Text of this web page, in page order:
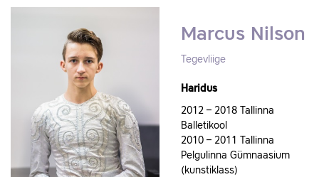
Marcus Nilson
Tegevliige
Haridus
2012 – 2018 Tallinna
Balletikool
2010 – 2011 Tallinna
Pelgulinna Gümnaasium
(kunstiklass)